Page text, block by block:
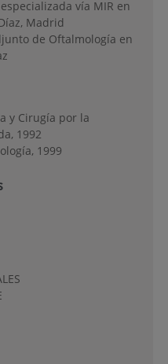
vía MIR en
Madrid
de Oftalmología en
y Cirugía por la
1992
1999